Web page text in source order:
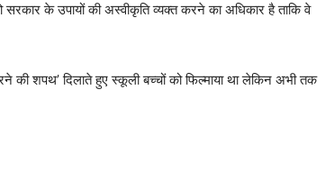
के उपायों की अस्वीकृति व्यक्त करने का अधिकार है ताकि वे
की शपथ’ दिलाते हुए स्कूली बच्चों को फिल्माया था लेकिन अभी तक